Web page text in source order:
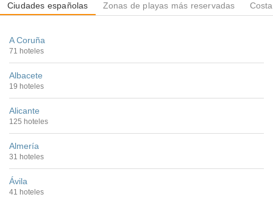
Ciudades españolas Zonas de playas más reservadas
A Coruña
71 hoteles
Albacete
19 hoteles
Alicante
125 hoteles
Almería
31 hoteles
Ávila
41 hoteles